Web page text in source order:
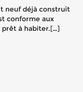
neuf déjà construit
conforme aux
à habiter.[…]